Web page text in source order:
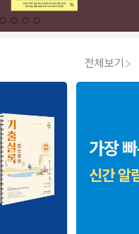
전체보기